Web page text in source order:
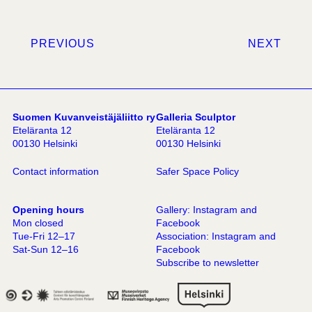
PREVIOUS NEXT
Suomen Kuvanveistäjäliitto ry
Eteläranta 12
00130 Helsinki
Contact information
Galleria Sculptor
Eteläranta 12
00130 Helsinki
Safer Space Policy
Opening hours
Mon closed
Tue-Fri 12–17
Sat-Sun 12–16
Gallery: Instagram and
Facebook
Association: Instagram and
Facebook
Subscribe to newsletter